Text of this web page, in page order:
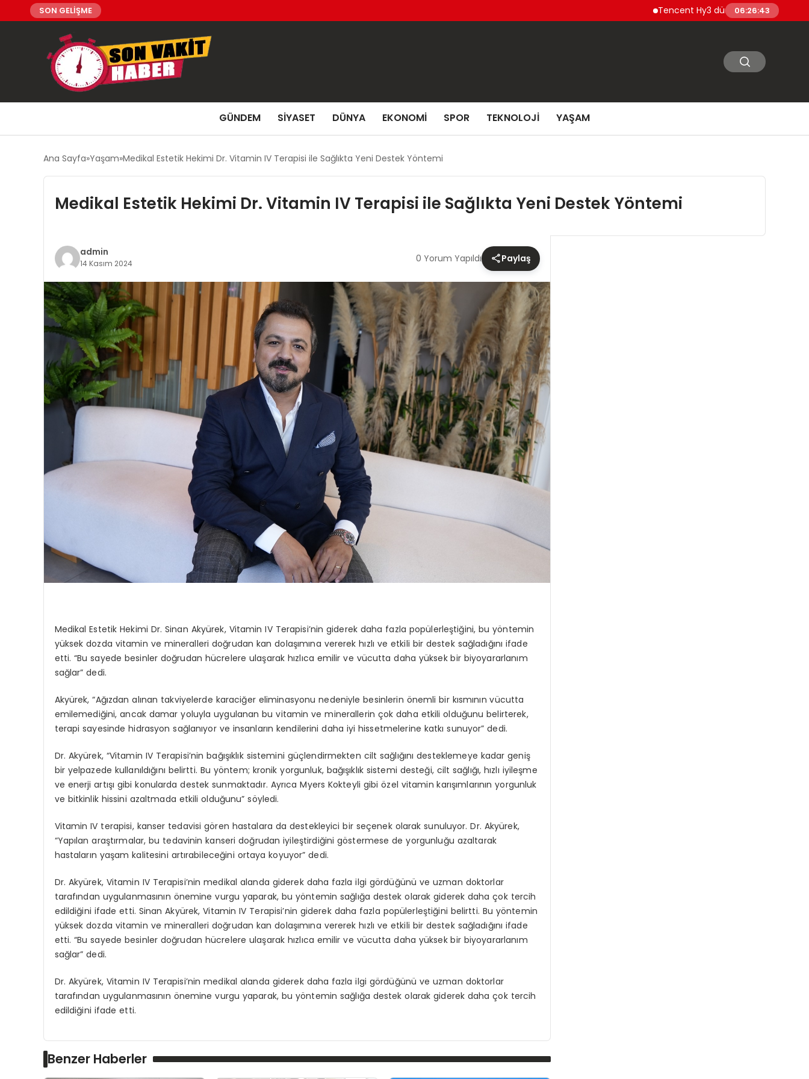
SON GELİŞME Tencent Hy3 dünya genelinde
06:26:44
GÜNDEM SIYASET DÜNYA EKONOMI SPOR TEKNOLOJI YAŞAM
Ana Sayfa Yaşam Medikal Estetik Hekimi Dr. Vitamin IV Terapisi ile Sağlıkta Yeni Destek Yöntemi
Medikal Estetik Hekimi Dr. Vitamin IV Terapisi ile Sağlıkta Yeni Destek Yöntemi
admin
14 Kasım 2024 0 Yorum Yapıldı Paylaş
Medikal Estetik Hekimi Dr. Sinan Akyürek, Vitamin IV Terapisi’nin giderek daha fazla popülerleştiğini, bu yöntemin
yüksek dozda vitamin ve mineralleri doğrudan kan dolaşımına vererek hızlı ve etkili bir destek sağladığını ifade
etti. “Bu sayede besinler doğrudan hücrelere ulaşarak hızlıca emilir ve vücutta daha yüksek bir biyoyararlanım
sağlar” dedi.
Akyürek, “Ağızdan alınan takviyelerde karaciğer eliminasyonu nedeniyle besinlerin önemli bir kısmının vücutta
emilemediğini, ancak damar yoluyla uygulanan bu vitamin ve minerallerin çok daha etkili olduğunu belirterek,
terapi sayesinde hidrasyon sağlanıyor ve insanların kendilerini daha iyi hissetmelerine katkı sunuyor” dedi.
Dr. Akyürek, “Vitamin IV Terapisi’nin bağışıklık sistemini güçlendirmekten cilt sağlığını desteklemeye kadar geniş
bir yelpazede kullanıldığını belirtti. Bu yöntem; kronik yorgunluk, bağışıklık sistemi desteği, cilt sağlığı, hızlı iyileşme
ve enerji artışı gibi konularda destek sunmaktadır. Ayrıca Myers Kokteyli gibi özel vitamin karışımlarının yorgunluk
ve bitkinlik hissini azaltmada etkili olduğunu” söyledi.
Vitamin IV terapisi, kanser tedavisi gören hastalara da destekleyici bir seçenek olarak sunuluyor. Dr. Akyürek,
“Yapılan araştırmalar, bu tedavinin kanseri doğrudan iyileştirdiğini göstermese de yorgunluğu azaltarak
hastaların yaşam kalitesini artırabileceğini ortaya koyuyor” dedi.
Dr. Akyürek, Vitamin IV Terapisi’nin medikal alanda giderek daha fazla ilgi gördüğünü ve uzman doktorlar
tarafından uygulanmasının önemine vurgu yaparak, bu yöntemin sağlığa destek olarak giderek daha çok tercih
edildiğini ifade etti. Sinan Akyürek, Vitamin IV Terapisi’nin giderek daha fazla popülerleştiğini belirtti. Bu yöntemin
yüksek dozda vitamin ve mineralleri doğrudan kan dolaşımına vererek hızlı ve etkili bir destek sağladığını ifade
etti. “Bu sayede besinler doğrudan hücrelere ulaşarak hızlıca emilir ve vücutta daha yüksek bir biyoyararlanım
sağlar” dedi.
Dr. Akyürek, Vitamin IV Terapisi’nin medikal alanda giderek daha fazla ilgi gördüğünü ve uzman doktorlar
tarafından uygulanmasının önemine vurgu yaparak, bu yöntemin sağlığa destek olarak giderek daha çok tercih
edildiğini ifade etti.
Benzer Haberler